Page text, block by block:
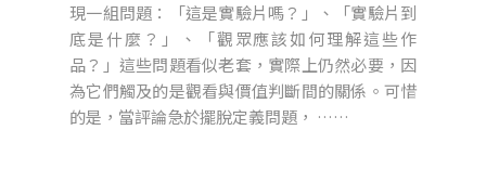
現一組問題：「這是實驗片嗎？」、「實驗片到
底是什麼？」、「觀眾應該如何理解這些作
品？」這些問題看似老套，實際上仍然必要，因
為它們觸及的是觀看與價值判斷間的關係。可惜
的是，當評論急於擺脫定義問題， ……